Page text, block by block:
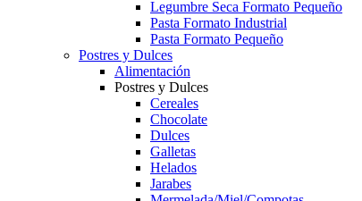
Legumbre Seca Formato Pequeño
Pasta Formato Industrial
Pasta Formato Pequeño
Postres y Dulces
Alimentación
Postres y Dulces
Cereales
Chocolate
Dulces
Galletas
Helados
Jarabes